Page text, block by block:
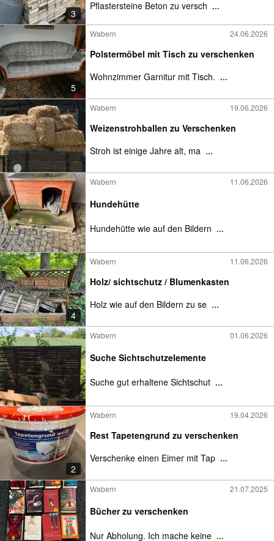
3
Pflastersteine Beton zu versch ...
5
Wabern 24.06.2026
Polstermöbel mit Tisch zu verschenken
Wohnzimmer Garnitur mit Tisch. ...
Wabern 19.06.2026
Weizenstrohballen zu Verschenken
Stroh ist einige Jahre alt, ma ...
Wabern 11.06.2026
Hundehütte
Hundehütte wie auf den Bildern ...
4
Wabern 11.06.2026
Holz/ sichtschutz / Blumenkasten
Holz wie auf den Bildern zu se ...
Wabern 01.06.2026
Suche Sichtschutzelemente
Suche gut erhaltene Sichtschut ...
2
Wabern 19.04.2026
Rest Tapetengrund zu verschenken
Verschenke einen Eimer mit Tap ...
Wabern 21.07.2025
Bücher zu verschenken
Nur Abholung. Ich mache keine ...